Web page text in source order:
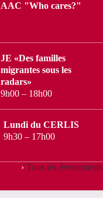
AAC "Who cares?"
JE «Des familles
migrantes sous les
radars»
9h00 – 18h00
Lundi du CERLIS
9h30 – 17h00
› Tous les évènements